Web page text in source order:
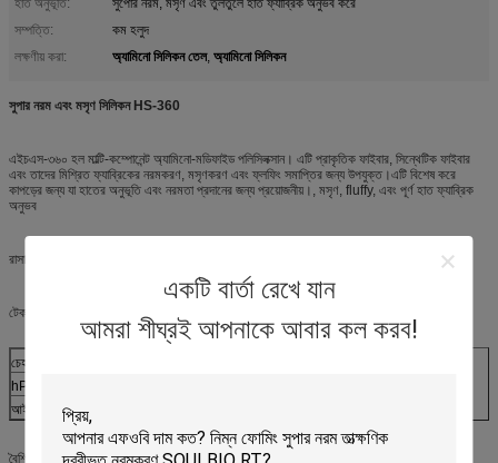
একটি বার্তা রেখে যান
আমরা শীঘ্রই আপনাকে আবার কল করব!
হাত অনুভূতি:
সুপোর নরম, মসৃণ এবং তুলতুলে হাত ফ্যাব্রিক অনুভব করে
সম্পত্তি:
কম হলুদ
লক্ষণীয় করা:
অ্যামিনো সিলিকন তেল, অ্যামিনো সিলিকন
সুপার নরম এবং মসৃণ সিলিকন HS-360
এইচএস-৩৬০ হল মাল্টি-কম্পোনেন্ট অ্যামিনো-মডিফাইড পলিসিলক্সান। এটি প্রাকৃতিক ফাইবার, সিন্থেটিক ফাইবার
এবং তাদের মিশ্রিত ফ্যাব্রিকের নরমকরণ, মসৃণকরণ এবং ফ্লফিং সমাপ্তির জন্য উপযুক্ত।এটি বিশেষ করে
কাপড়ের জন্য যা হাতের অনুভূতি এবং নরমতা প্রদানের জন্য প্রয়োজনীয়।, মসৃণ, fluffy, এবং পূর্ণ হাত ফ্যাব্রিক
অনুভব
রাসায়নিক গঠনঃবিশেষ অ্যামিনো-মডিফাইড পলিসিলক্সান
টেকনিক্যাল স্পেসিফিকেশনঃ
চেহারা
hP মান
আইওনিটি
বৈশিষ্ট্যঃ